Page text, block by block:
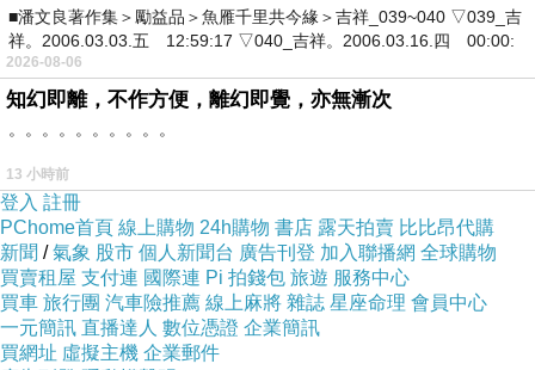
住鄉下出遠門是一大工程，
尤其是無專車接送的狀況下更是。
■潘文良著作集＞勵益品＞魚雁千里共今緣＞吉祥_039~040 ▽039_吉
祥。2006.03.03.五 12:59:17 ▽040_吉祥。2006.03.16.四 00:00:
2026-08-06
知幻即離，不作方便，離幻即覺，亦無漸次
。。。。。。。。。。
13 小時前
登入 註冊
PChome首頁 線上購物 24h購物 書店 露天拍賣 比比昂代購
新聞 /氣象 股市 個人新聞台 廣告刊登 加入聯播網 全球購物
買賣租屋 支付連 國際連 Pi 拍錢包 旅遊 服務中心
買車 旅行團 汽車險推薦 線上麻將 雜誌 星座命理 會員中心
一元簡訊 直播達人 數位憑證 企業簡訊
買網址 虛擬主機 企業郵件